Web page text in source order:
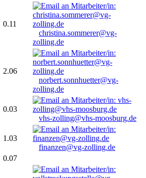
0.11
christina.sommerer@vg-
zolling.de
2.06
norbert.sonnhuetter@vg-
zolling.de
0.03
vhs-zolling@vhs-moosburg.de
1.03
finanzen@vg-zolling.de
0.07